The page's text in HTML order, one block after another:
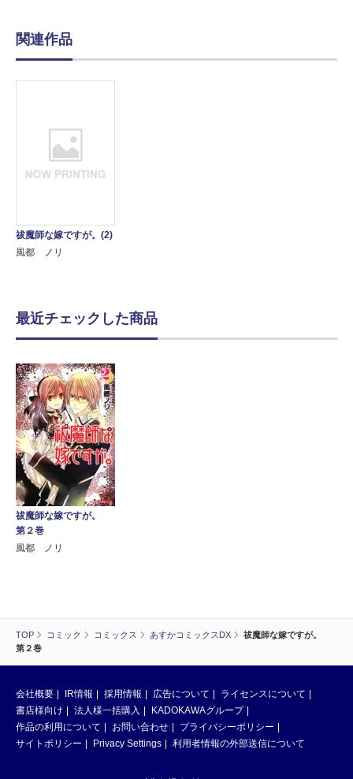
TOP コミック コミックス あすかコミックスDX
祓魔師な嫁ですが。
第２巻
関連作品
祓魔師な嫁ですが。(2)
風都 ノリ
最近チェックした商品
祓魔師な嫁ですが。
第２巻
風都 ノリ
会社概要 IR情報 採用情報 広告について
ライセンスについて
書店様向け
法人様一括購入
KADOKAWAグループ
作品の利用について
お問い合わせ
プライバシーポリシー
サイトポリシー
Privacy Settings 利用者情報の外部送信について